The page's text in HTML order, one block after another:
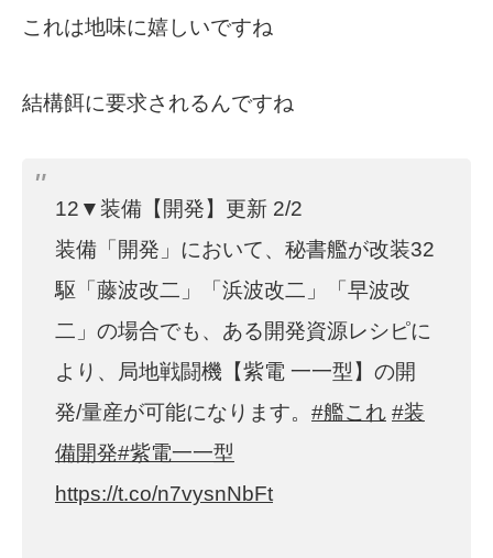
これは地味に嬉しいですね
結構餌に要求されるんですね
12▼装備【開発】更新 2/2
装備「開発」において、秘書艦が改装32
駆「藤波改二」「浜波改二」「早波改
二」の場合でも、ある開発資源レシピに
より、局地戦闘機【紫電 一一型】の開
発/量産が可能になります。 #艦これ #装
備開発#紫電一一型
https://t.co/n7vysnNbFt